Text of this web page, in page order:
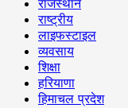
राजस्थान
राष्ट्रीय
लाइफस्टाइल
व्यवसाय
शिक्षा
हरियाणा
हिमाचल प्रदेश